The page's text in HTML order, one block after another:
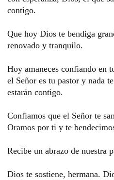
contigo.
Que hoy Dios te bendiga
renovado y tranquilo.
Hoy amaneces confiando en
el Señor es tu pastor y nada
estarán contigo.
Confiamos que el Señor te
Oramos por ti y te
Recibe un abrazo de nuestra
Dios te sostiene, hermana.